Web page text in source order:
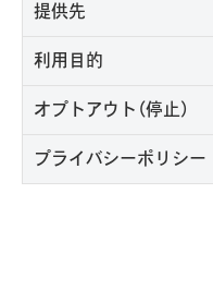
提供先
利用目的
オプトアウト（停止）
プライバシーポリシー